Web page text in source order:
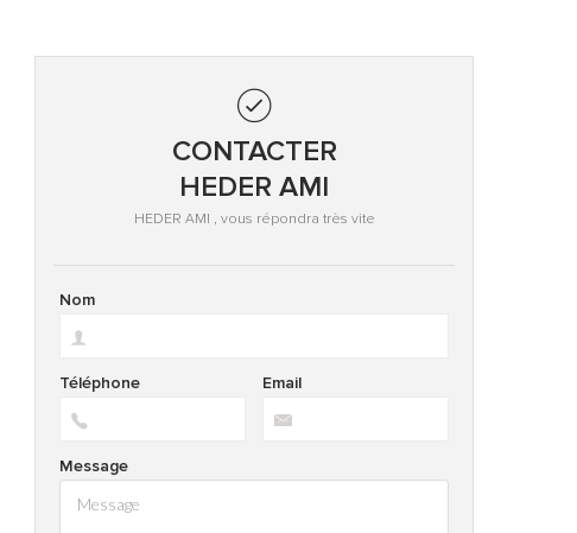
CONTACTER
HEDER AMI
HEDER AMI , vous répondra très vite
Nom
Email
Téléphone
Message